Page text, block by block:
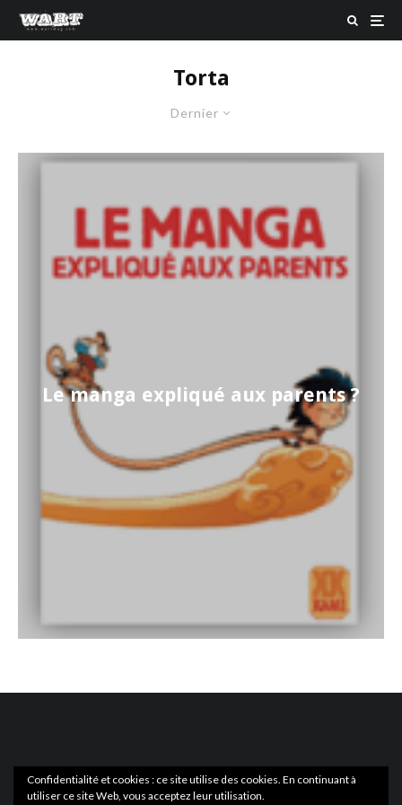
Torta
Dernier
Le manga expliqué aux parents ?
Confidentialité et cookies : ce site utilise des cookies. En continuant à
utiliser ce site Web, vous acceptez leur utilisation.